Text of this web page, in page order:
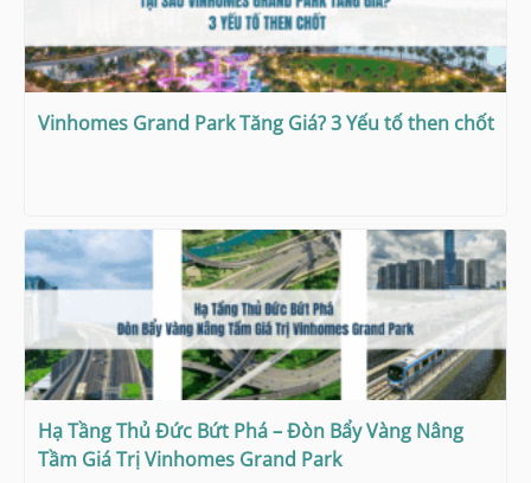
Vinhomes Grand Park Tăng Giá? 3 Yếu tố then chốt
Hạ Tầng Thủ Đức Bứt Phá – Đòn Bẩy Vàng Nâng
Tầm Giá Trị Vinhomes Grand Park